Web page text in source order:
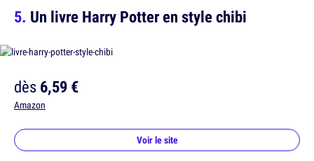
Un livre Harry Potter en style chibi
dès6,59 €
Amazon
Voir le site